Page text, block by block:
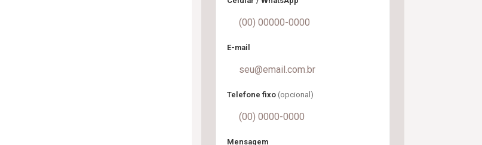
E-mail
Telefone fixo (opcional)
Mensagem